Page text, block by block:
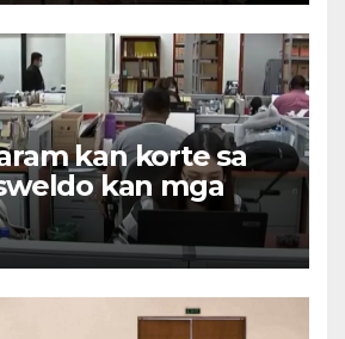
kan korte sa
kan mga
sa ley asin